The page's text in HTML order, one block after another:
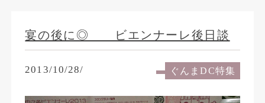
宴の後に◎ ビエンナーレ後日談
2013/10/28/ ぐんまDC特集